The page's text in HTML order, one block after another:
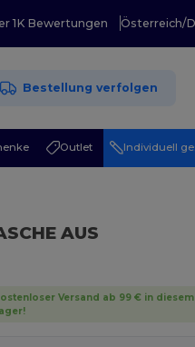
1K Bewertungen Österreich/
Bestellung verfolgen
Outlet Individuell
AUS
Versand ab 99 € in diesem